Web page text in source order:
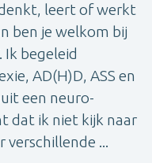
leert of werkt
ben je welkom bij
Ik begeleid
AD(H)D, ASS en
een neuro-
dat ik niet kijk naar
verschillende ...